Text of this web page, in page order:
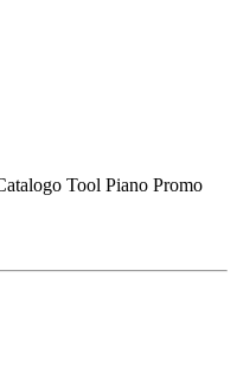
Tool Piano Promo